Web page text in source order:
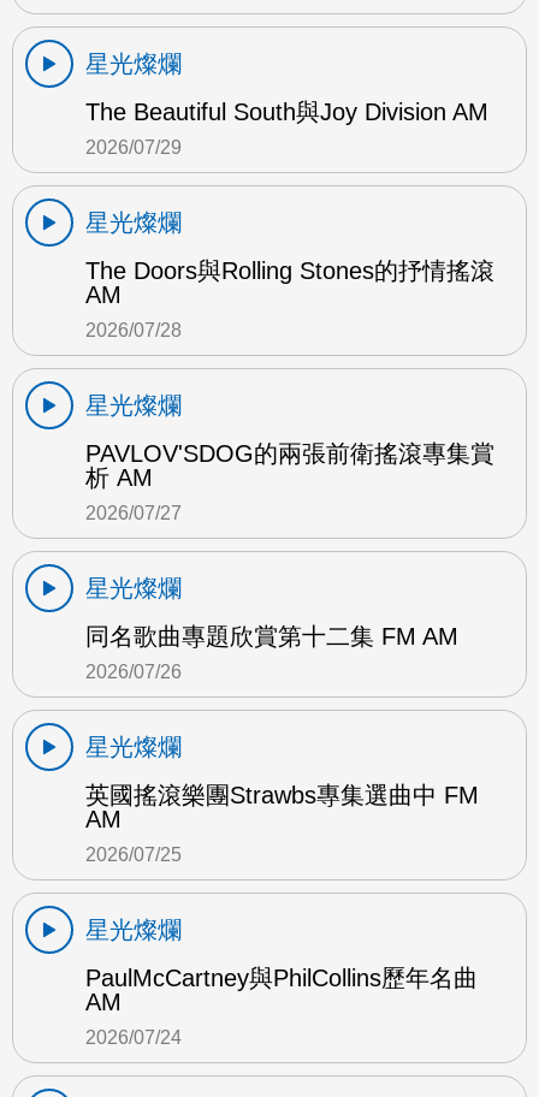
星光燦爛
The Beautiful South與Joy Division AM
2026/07/29
星光燦爛
The Doors與Rolling Stones的抒情搖滾
AM
2026/07/28
星光燦爛
PAVLOV'SDOG的兩張前衛搖滾專集賞
析 AM
2026/07/27
星光燦爛
同名歌曲專題欣賞第十二集 FM AM
2026/07/26
星光燦爛
英國搖滾樂團Strawbs專集選曲中 FM
AM
2026/07/25
星光燦爛
PaulMcCartney與PhilCollins歷年名曲
AM
2026/07/24